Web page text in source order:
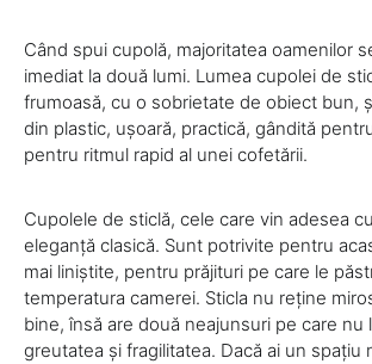
Când spui cupolă, majoritatea oamenilor
imediat la două lumi. Lumea cupolei de
frumoasă, cu o sobrietate de obiect bun,
din plastic, ușoară, practică, gândită
pentru ritmul rapid al unei cofetării.
Cupolele de sticlă, cele care vin adesea
eleganță clasică. Sunt potrivite pentru
mai liniștite, pentru prăjituri pe care le
temperatura camerei. Sticla nu reține
bine, însă are două neajunsuri pe care nu
greutatea și fragilitatea. Dacă ai un spațiu